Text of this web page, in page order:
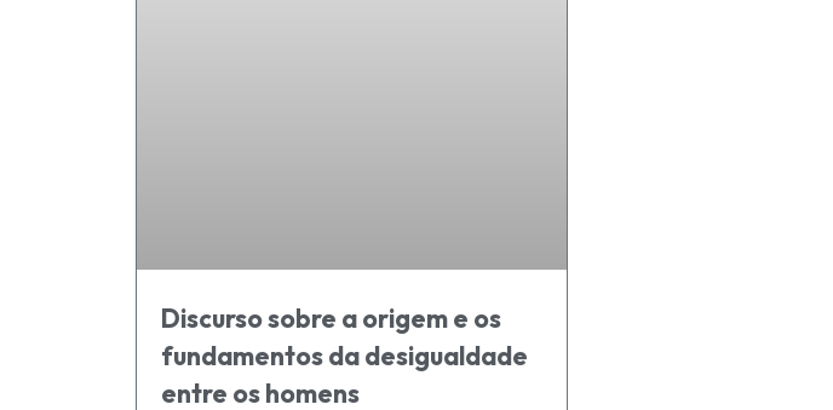
Discurso sobre a origem e os
fundamentos da desigualdade
entre os homens